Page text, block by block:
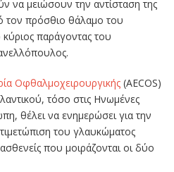
να μειώσουν την αντίσταση της
τον πρόσθιο θάλαμο του
παράγοντας του
Οφθαλμοχειρουργικής (AECOS)
τόσο στις Ηνωμένες
θέλει να ενημερώσει για την
του γλαυκώματος
που μοιράζονται οι δύο